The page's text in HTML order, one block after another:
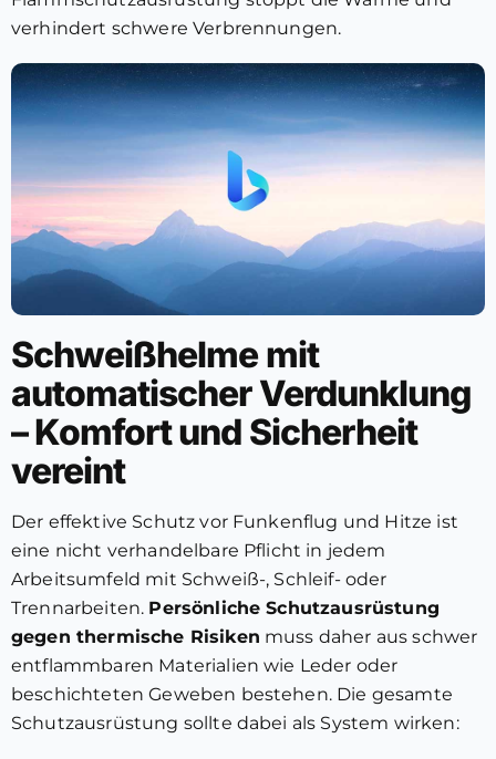
verhindert schwere Verbrennungen.
Schweißhelme mit
automatischer Verdunklung
– Komfort und Sicherheit
vereint
Der effektive Schutz vor Funkenflug und Hitze ist
eine nicht verhandelbare Pflicht in jedem
Arbeitsumfeld mit Schweiß-, Schleif- oder
Trennarbeiten. Persönliche Schutzausrüstung
gegen thermische Risiken muss daher aus schwer
entflammbaren Materialien wie Leder oder
beschichteten Geweben bestehen. Die gesamte
Schutzausrüstung sollte dabei als System wirken: